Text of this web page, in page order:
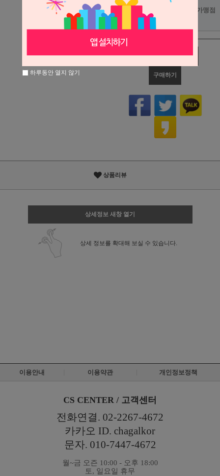
포인트사용 가맹점
관심상품 장바구니
구매하기
상품리뷰
상세정보 새창 열기
상세 정보를 확대해 보실 수 있습니다.
이용안내 이용약관 개인정보정책
CS CENTER / 고객센터
전화연결. 02-2267-4672
카카오 ID. chagalkor
문자. 010-7447-4672
월~금 오즌 10:00 - 오후 18:00
토, 일요일 휴무
하루동안 열지 않기